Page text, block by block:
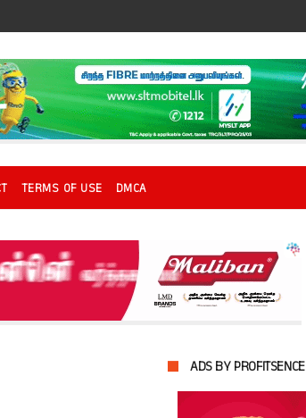
TERMS OF USE DMCA
ADS BY PROFITSENCE